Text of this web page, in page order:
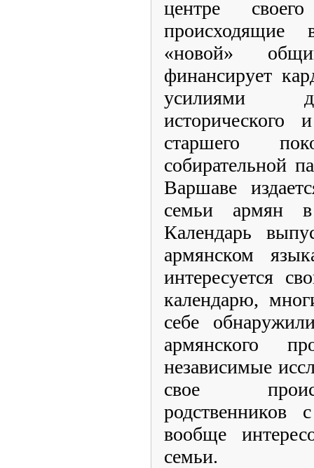
центре
«новой»
финансирует
усилиями
исторического
старшего
собирательной
Варшаве
семьи армян в
Календарь
армянском
интересуется
календарю,
себе
армянского
независимые
свое
родственников
вообще
семьи.